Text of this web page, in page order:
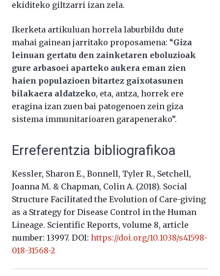
ekiditeko giltzarri izan zela.
Ikerketa artikuluan horrela laburbildu dute
mahai gainean jarritako proposamena: “Giza
leinuan gertatu den zainketaren eboluzioak
gure arbasoei aparteko aukera eman zien
haien populazioen bitartez gaixotasunen
bilakaera aldatzeko, eta, antza, horrek ere
eragina izan zuen bai patogenoen zein giza
sistema immunitarioaren garapenerako”.
Erreferentzia bibliografikoa
Kessler, Sharon E., Bonnell, Tyler R., Setchell,
Joanna M. & Chapman, Colin A. (2018). Social
Structure Facilitated the Evolution of Care-giving
as a Strategy for Disease Control in the Human
Lineage. Scientific Reports, volume 8, article
number: 13997. DOI: https://doi.org/10.1038/s41598-
018-31568-2